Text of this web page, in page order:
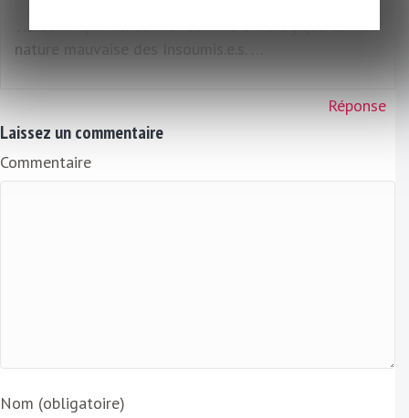
vibration qui fait sonner comme ontologique la
nature mauvaise des Insoumis.e.s. …
Réponse
Laissez un commentaire
Commentaire
Nom (obligatoire)